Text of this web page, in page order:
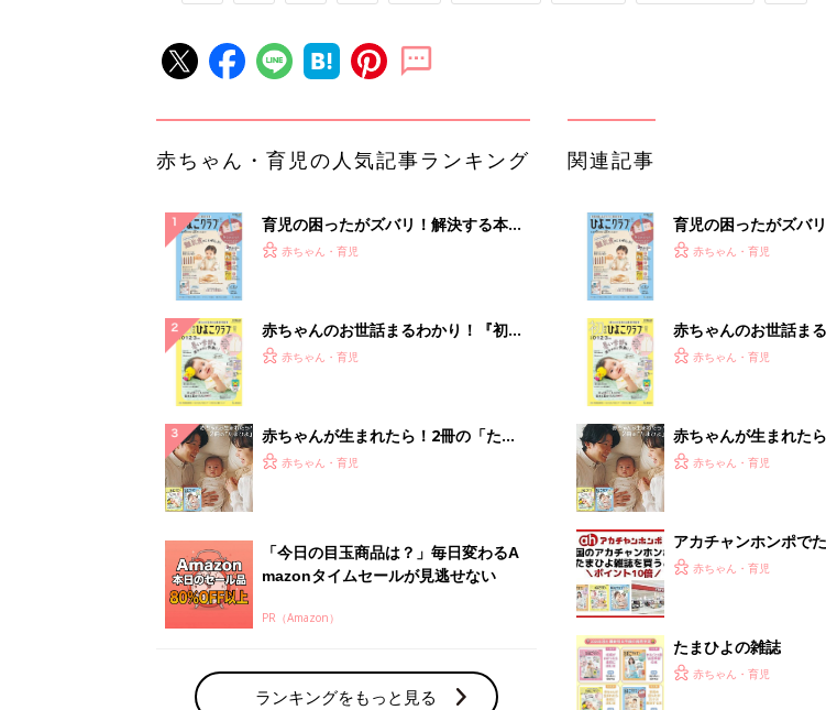
赤ちゃん・育児の人気記事ランキング
育児の困ったがズバリ！解決する本
『ひよこクラブ 秋号』 4カ月～2才
赤ちゃん・育児
赤ちゃんのお世話まるわかり！『初め
てのひよこクラブ 夏号』〈巻頭大特
赤ちゃん・育児
赤ちゃんが生まれたら！2冊の「たま
ひよ」
赤ちゃん・育児
「今日の目玉商品は？」毎日変わるA
mazonタイムセールが見逃せない
PR（Amazon）
ランキングをもっと見る
関連記事
育児の困ったがズバ
『ひよこクラブ 秋号
赤ちゃん・育児
赤ちゃんのお世話ま
てのひよこクラブ 夏
赤ちゃん・育児
赤ちゃんが生まれた
ひよ」
赤ちゃん・育児
アカチャンホンポで
うとポイント10倍【
赤ちゃん・育児
たまひよの雑誌
赤ちゃん・育児